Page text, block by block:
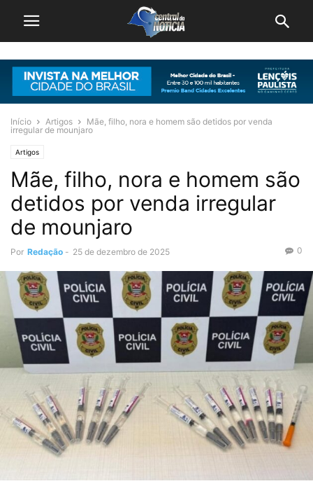
Início Artigos
Mãe, filho, nora e homem são detidos por venda
irregular de mounjaro
Artigos
Mãe, filho, nora e homem são
detidos por venda irregular
de mounjaro
Por Redação - 25 de dezembro de 2025 0